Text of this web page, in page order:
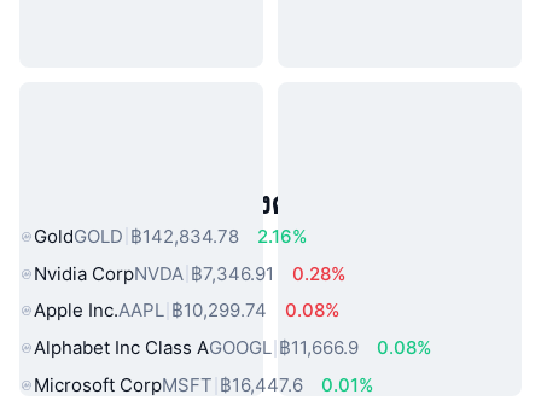
สินทรัพย์ในโลกแห่งความจริงยอดนิยม
GoldGOLD ฿142,834.78
2.16%
Nvidia CorpNVDA ฿7,346.91
0.28%
Apple Inc.AAPL ฿10,299.74
0.08%
Alphabet Inc Class AGOOGL ฿11,666.9
0.08%
Microsoft CorpMSFT ฿16,447.6
0.01%